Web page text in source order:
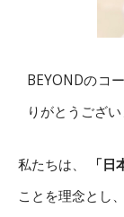
BEYONDのコ
りがとうござい
私たちは、
「
ことを理念とし、